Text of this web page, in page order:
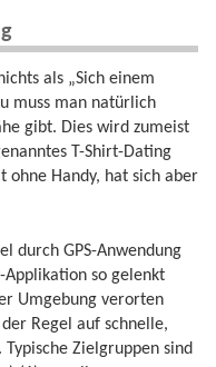
als „Sich einem
muss man natürlich
gibt. Dies wird zumeist
T-Shirt-Dating
Handy, hat sich aber
durch GPS-Anwendung
so gelenkt
Umgebung verorten
Regel auf schnelle,
Zielgruppen sind